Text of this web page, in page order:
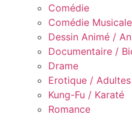
Comédie
Comédie Musicale
Dessin Animé /
Documentaire /
Drame
Erotique / Adultes
Kung-Fu / Karaté
Romance